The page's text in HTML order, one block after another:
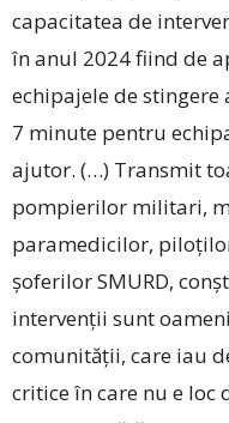
capacitatea de
în anul 2024 fiind de
echipajele de
7 minute pentru
ajutor. (…) Transmit
pompierilor militari,
paramedicilor,
șoferilor SMURD,
intervenții sunt
comunității, care iau
critice în care nu e loc